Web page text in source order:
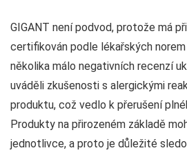
GIGANT není podvod, protože má
certifikován podle lékařských norem
několika málo negativních recenzí
uváděli zkušenosti s alergickými
produktu, což vedlo k přerušení
Produkty na přirozeném základě
jednotlivce, a proto je důležité